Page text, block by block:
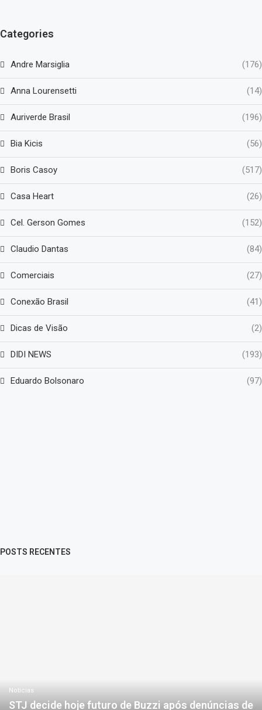
Categories
Andre Marsiglia (176)
Anna Lourensetti (14)
Auriverde Brasil (196)
Bia Kicis (56)
Boris Casoy (517)
Casa Heart (26)
Cel. Gerson Gomes (152)
Claudio Dantas (84)
Comerciais (27)
Conexão Brasil (41)
Dicas de Visão (2)
DIDI NEWS (193)
Eduardo Bolsonaro (97)
POSTS RECENTES
Notícias
STJ decide hoje futuro de Buzzi após denúncias de